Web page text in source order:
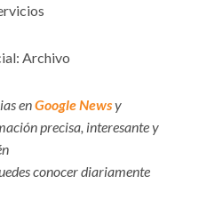
Archivo
enGoogle Newsy
precisa, interesante y
conocer diariamente